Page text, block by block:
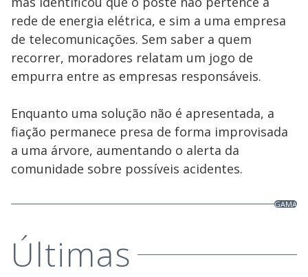
rede de energia elétrica, e sim a uma empresa
de telecomunicações. Sem saber a quem
recorrer, moradores relatam um jogo de
empurra entre as empresas responsáveis.
Enquanto uma solução não é apresentada, a
fiação permanece presa de forma improvisada
a uma árvore, aumentando o alerta da
comunidade sobre possíveis acidentes.
GAMA
Últimas